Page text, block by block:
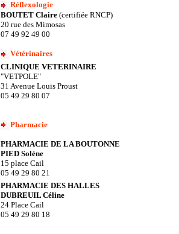
Réflexologie
BOUTET Claire (certifiée RNCP)
20 rue des Mimosas
07 49 92 49 00
Vétérinaires
CLINIQUE VETERINAIRE
"VETPOLE"
31 Avenue Louis Proust
05 49 29 80 07
Pharmacie
PHARMACIE DE LA BOUTONNE
PIED Solène
15 place Cail
05 49 29 80 21
PHARMACIE DES HALLES
DUBREUIL Céline
24 Place Cail
05 49 29 80 18